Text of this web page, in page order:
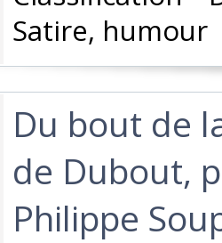
Satire, humour‎
‎Du bout de
de Dubout,
Philippe